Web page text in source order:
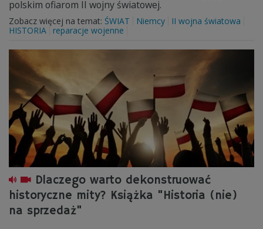
polskim ofiarom II wojny światowej.
Zobacz więcej na temat: ŚWIAT Niemcy
II wojna światowa
HISTORIA
reparacje wojenne
Dlaczego warto dekonstruować
historyczne mity? Książka "Historia (nie)
na sprzedaż"